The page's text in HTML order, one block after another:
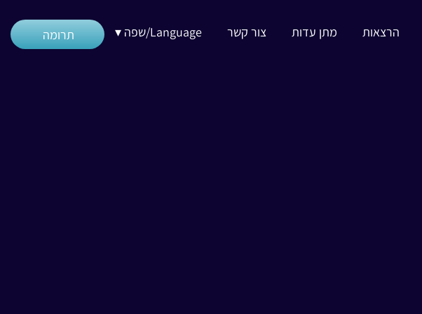
תרומה הרצאות מתן עדות צור קשר Language/שפה ▾